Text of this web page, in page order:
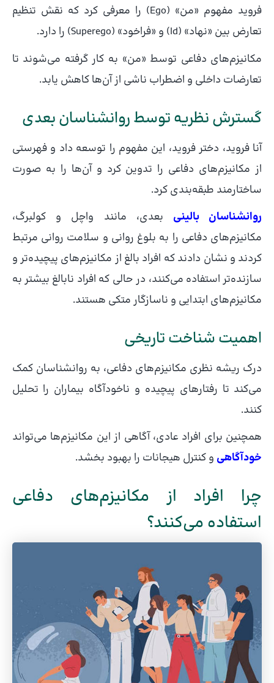
فروید مفهوم «من» (Ego) را معرفی کرد که نقش تنظیم
تعارض بین «نهاد» (Id) و «فراخود» (Superego) را دارد.
مکانیزم‌های دفاعی توسط «من» به کار گرفته می‌شوند تا
تعارضات داخلی و اضطراب ناشی از آن‌ها کاهش یابد.
گسترش نظریه توسط روانشناسان بعدی
آنا فروید، دختر فروید، این مفهوم را توسعه داد و فهرستی
از مکانیزم‌های دفاعی را تدوین کرد و آن‌ها را به صورت
ساختارمند طبقه‌بندی کرد.
روانشناسان بالینی بعدی، مانند واچل و کولبرگ،
مکانیزم‌های دفاعی را به بلوغ روانی و سلامت روانی مرتبط
کردند و نشان دادند که افراد بالغ از مکانیزم‌های پیچیده‌تر و
سازنده‌تر استفاده می‌کنند، در حالی که افراد نابالغ بیشتر به
مکانیزم‌های ابتدایی و ناسازگار متکی هستند.
اهمیت شناخت تاریخی
درک ریشه نظری مکانیزم‌های دفاعی، به روانشناسان کمک
می‌کند تا رفتارهای پیچیده و ناخودآگاه بیماران را تحلیل
کنند.
همچنین برای افراد عادی، آگاهی از این مکانیزم‌ها می‌تواند
خودآگاهی و کنترل هیجانات را بهبود بخشد.
چرا افراد از مکانیزم‌های دفاعی
استفاده می‌کنند؟